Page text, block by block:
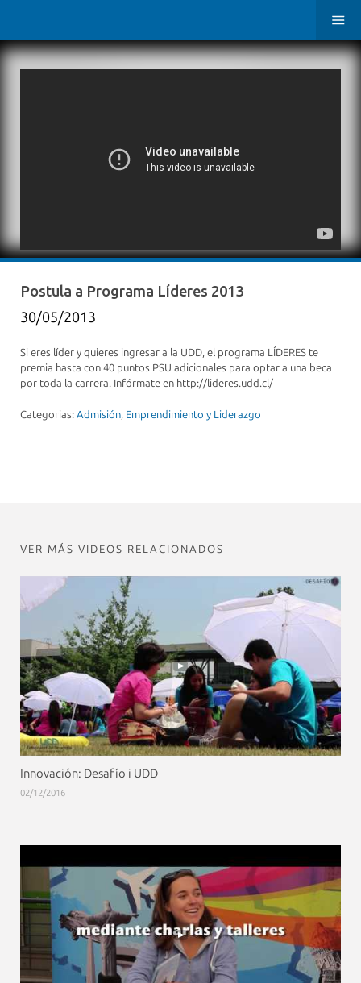
Postula a Programa Líderes 2013
30/05/2013
Si eres líder y quieres ingresar a la UDD, el programa LÍDERES te
premia hasta con 40 puntos PSU adicionales para optar a una beca
por toda la carrera. Infórmate en http://lideres.udd.cl/
Categorias: Admisión, Emprendimiento y Liderazgo
VER MÁS VIDEOS RELACIONADOS
Innovación: Desafío i UDD
02/12/2016